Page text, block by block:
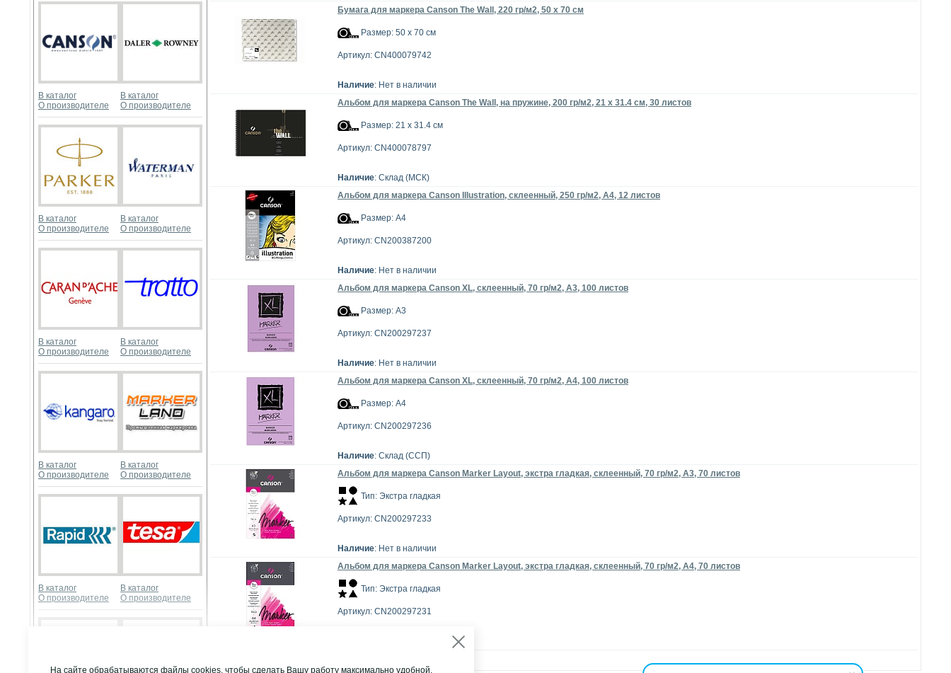
В каталог
О производителе
В каталог
О производителе
В каталог
О производителе
В каталог
О производителе
В каталог
О производителе
В каталог
О производителе
В каталог
О производителе
В каталог
О производителе
В каталог
О производителе
В каталог
О производителе
Бумага для маркера Canson The Wall, 220 гр/м2, 50 х 70 см
Размер: 50 x 70 см
Артикул: CN400079742
Наличие: Нет в наличии
Альбом для маркера Canson The Wall, на пружине, 200 гр/м2, 21 х 31.4 см, 30 листов
Размер: 21 х 31.4 см
Артикул: CN400078797
Наличие: Склад (МСК)
Альбом для маркера Canson Illustration, склеенный, 250 гр/м2, А4, 12 листов
Размер: А4
Артикул: CN200387200
Наличие: Нет в наличии
Альбом для маркера Canson XL, склеенный, 70 гр/м2, А3, 100 листов
Размер: А3
Артикул: CN200297237
Наличие: Нет в наличии
Альбом для маркера Canson XL, склеенный, 70 гр/м2, A4, 100 листов
Размер: А4
Артикул: CN200297236
Наличие: Склад (ССП)
Альбом для маркера Canson Marker Layout, экстра гладкая, склеенный, 70 гр/м2, A3, 70 листов
Тип: Экстра гладкая
Артикул: CN200297233
Наличие: Нет в наличии
Альбом для маркера Canson Marker Layout, экстра гладкая, склеенный, 70 гр/м2, A4, 70 листов
Тип: Экстра гладкая
Артикул: CN200297231
На сайте обрабатываются файлы cookies, чтобы сделать Вашу работу максимально удобной.